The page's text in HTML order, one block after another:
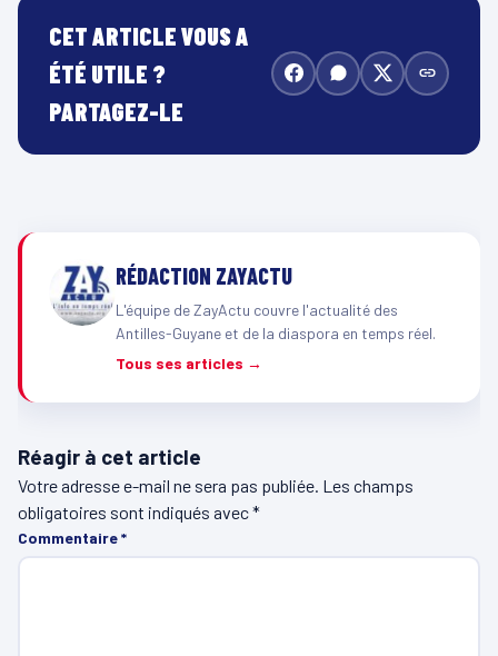
CET ARTICLE VOUS A
ÉTÉ UTILE ?
PARTAGEZ-LE
RÉDACTION ZAYACTU
L'équipe de ZayActu couvre l'actualité des
Antilles-Guyane et de la diaspora en temps réel.
Tous ses articles →
Réagir à cet article
Votre adresse e-mail ne sera pas publiée. Les champs
obligatoires sont indiqués avec*
Commentaire*